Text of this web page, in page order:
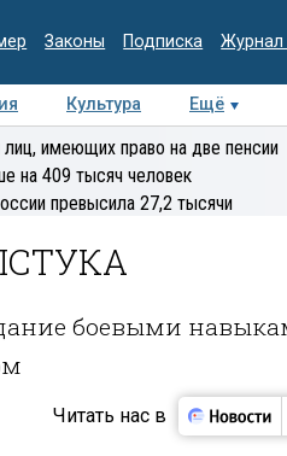
Законы Подписка Журнал
Культура Ещё
Колумнисты
имеющих право на две пенсии
на 409 тысяч человек
превысила 27,2 тысячи
боевыми
Читать нас в